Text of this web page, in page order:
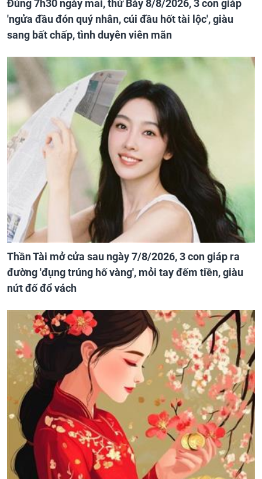
Đúng 7h30 ngày mai, thứ Bảy 8/8/2026, 3 con giáp
'ngửa đầu đón quý nhân, cúi đầu hốt tài lộc', giàu
sang bất chấp, tình duyên viên mãn
Thần Tài mở cửa sau ngày 7/8/2026, 3 con giáp ra
đường 'đụng trúng hố vàng', mỏi tay đếm tiền, giàu
nứt đố đổ vách